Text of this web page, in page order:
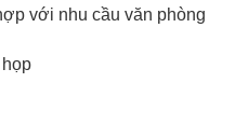
với nhu cầu văn phòng